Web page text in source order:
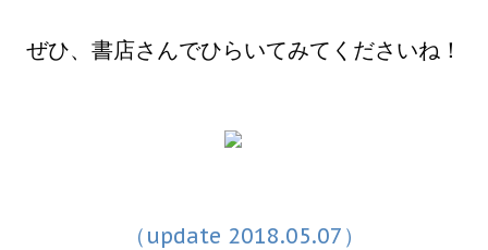
ぜひ、書店さんでひらいてみてくださいね！
（update 2018.05.07）